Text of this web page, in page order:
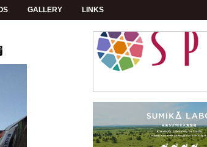
GALLERY LINKS